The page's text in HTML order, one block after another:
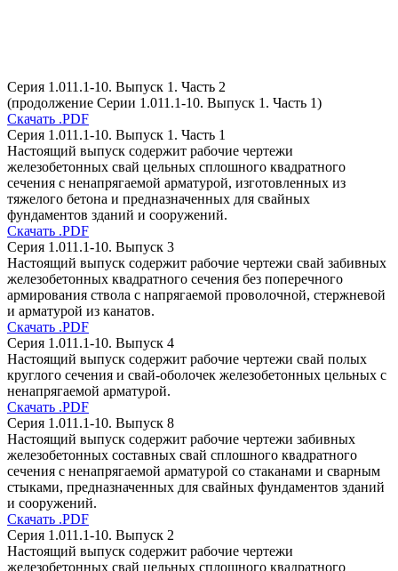
Серия 1.011.1-10. Выпуск 1. Часть 2
(продолжение Серии 1.011.1-10. Выпуск 1. Часть 1)
Скачать .PDF
Серия 1.011.1-10. Выпуск 1. Часть 1
Настоящий выпуск содержит рабочие чертежи
железобетонных свай цельных сплошного квадратного
сечения с ненапрягаемой арматурой, изготовленных из
тяжелого бетона и предназначенных для свайных
фундаментов зданий и сооружений.
Скачать .PDF
Серия 1.011.1-10. Выпуск 3
Настоящий выпуск содержит рабочие чертежи свай забивных
железобетонных квадратного сечения без поперечного
армирования ствола с напрягаемой проволочной, стержневой
и арматурой из канатов.
Скачать .PDF
Серия 1.011.1-10. Выпуск 4
Настоящий выпуск содержит рабочие чертежи свай полых
круглого сечения и свай-оболочек железобетонных цельных с
ненапрягаемой арматурой.
Скачать .PDF
Серия 1.011.1-10. Выпуск 8
Настоящий выпуск содержит рабочие чертежи забивных
железобетонных составных свай сплошного квадратного
сечения с ненапрягаемой арматурой со стаканами и сварным
стыками, предназначенных для свайных фундаментов зданий
и сооружений.
Скачать .PDF
Серия 1.011.1-10. Выпуск 2
Настоящий выпуск содержит рабочие чертежи
железобетонных свай цельных сплошного квадратного